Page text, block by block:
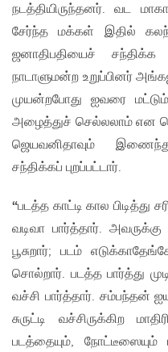
நடத்தியிருந்தனர். வட
சேர்ந்த மக்கள் இதில்
ஜனாதிபதியைச்
நாடாளுமன்ற உறுப்பினர்
முயன்றபோது ஐவரை
அழைத்துச் செல்லலாம் என
ஜெயவனிதாவும்
சந்திக்கப் புறப்பட்டார்.
“படத்த காட்டி கால பிடித்து
வடிவா பார்த்தார்.
பூசுறார்; படம்
சொல்றார். படத்த பார்த்து
வச்சி பார்த்தார். சம்பந்தன்
சுருட்டி வச்சிருக்கிற
படத்தையும்,